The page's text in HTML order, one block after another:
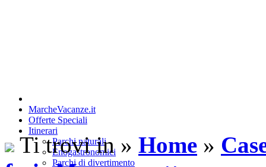
MarcheVacanze.it
Offerte Speciali
Itinerari
Parchi naturali
Enogastronomici
Parchi di divertimento
Ti trovi in » Home »